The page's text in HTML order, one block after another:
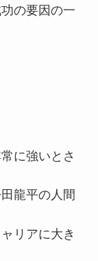
の要因の一
に強いとさ
龍平の人間
リアに大き